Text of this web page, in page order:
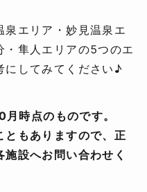
エリア・妙見温泉エ
・隼人エリアの5つのエ
にしてみてください♪
時点のものです。
もありますので、正
設へお問い合わせく